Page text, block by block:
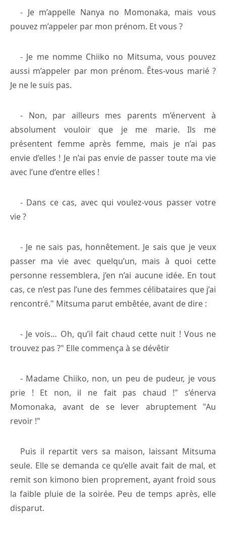
- Je m’appelle Nanya no Momonaka, mais vous
pouvez m’appeler par mon prénom. Et vous ?
- Je me nomme Chiiko no Mitsuma, vous pouvez
aussi m’appeler par mon prénom. Êtes-vous marié ?
Je ne le suis pas.
- Non, par ailleurs mes parents m’énervent à
absolument vouloir que je me marie. Ils me
présentent femme après femme, mais je n’ai pas
envie d’elles ! Je n’ai pas envie de passer toute ma vie
avec l’une d’entre elles !
- Dans ce cas, avec qui voulez-vous passer votre
vie ?
- Je ne sais pas, honnêtement. Je sais que je veux
passer ma vie avec quelqu’un, mais à quoi cette
personne ressemblera, j’en n’ai aucune idée. En tout
cas, ce n’est pas l’une des femmes célibataires que j’ai
rencontré." Mitsuma parut embêtée, avant de dire :
- Je vois… Oh, qu’il fait chaud cette nuit ! Vous ne
trouvez pas ?" Elle commença à se dévêtir
- Madame Chiiko, non, un peu de pudeur, je vous
prie ! Et non, il ne fait pas chaud !" s’énerva
Momonaka, avant de se lever abruptement "Au
revoir !"
Puis il repartit vers sa maison, laissant Mitsuma
seule. Elle se demanda ce qu’elle avait fait de mal, et
remit son kimono bien proprement, ayant froid sous
la faible pluie de la soirée. Peu de temps après, elle
disparut.